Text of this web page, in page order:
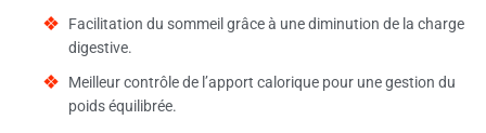
Facilitation du sommeil grâce à une diminution de la charge
digestive.
Meilleur contrôle de l’apport calorique pour une gestion du
poids équilibrée.